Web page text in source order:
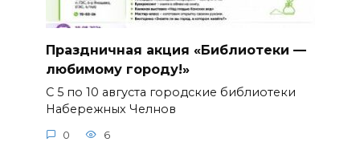
Праздничная акция «Библиотеки —
любимому городу!»
С 5 по 10 августа городские библиотеки
Набережных Челнов
0 6